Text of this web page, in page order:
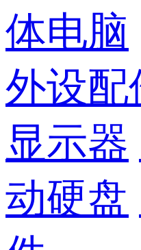
体电脑
外设配
显示器
动硬盘